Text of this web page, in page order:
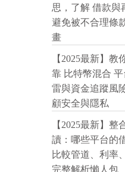
思，了解 借款與
避免被不合理條
畫
【2025最新】
靠 比特幣混合
雷與資金追蹤風
顧安全與隱私
【2025最新】
讀：哪些平台的
比較管道、利率
完整解析懶人包